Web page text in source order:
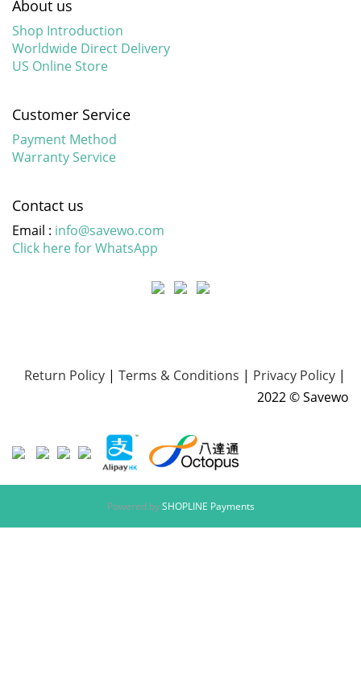
About us
Shop Introduction
Worldwide Direct Delivery
US Online Store
Customer Service
Payment Method
Warranty Service
Contact us
Email : info@savewo.com
Click here for WhatsApp
Return Policy | Terms & Conditions | Privacy Policy |
2022 © Savewo
Powered bySHOPLINE Payments